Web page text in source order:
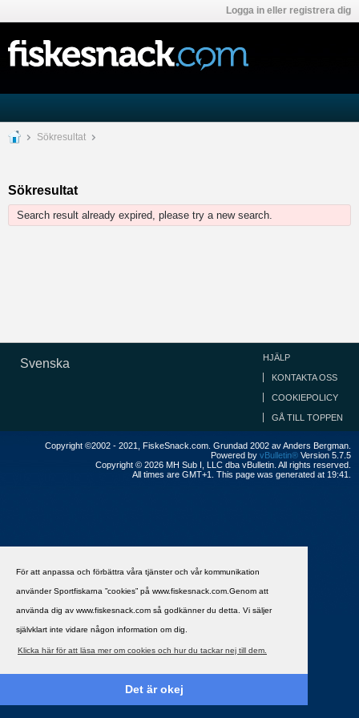
För att anpassa och förbättra våra tjänster och vår kommunikation
använder Sportfiskarna ”cookies” på www.fiskesnack.com.Genom att
använda dig av www.fiskesnack.com så godkänner du detta. Vi säljer
självklart inte vidare någon information om dig.
Klicka här för att läsa mer om cookies och hur du tackar nej till dem.
Det är okej
Logga in eller registrera dig
Sökresultat
Sökresultat
Search result already expired, please try a new search.
Svenska HJÄLP
KONTAKTA OSS
COOKIEPOLICY
GÅ TILL TOPPEN
Copyright ©2002 - 2021, FiskeSnack.com. Grundad 2002 av Anders Bergman.
Powered by vBulletin® Version 5.7.5
Copyright © 2026 MH Sub I, LLC dba vBulletin. All rights reserved.
All times are GMT+1. This page was generated at 19:41.